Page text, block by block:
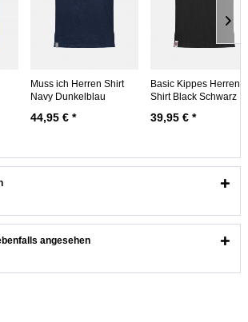
Muss ich Herren Shirt
Navy Dunkelblau
44,95 € *
Basic Kippes Herren
Shirt Black Schwarz
39,95 € *
angesehen